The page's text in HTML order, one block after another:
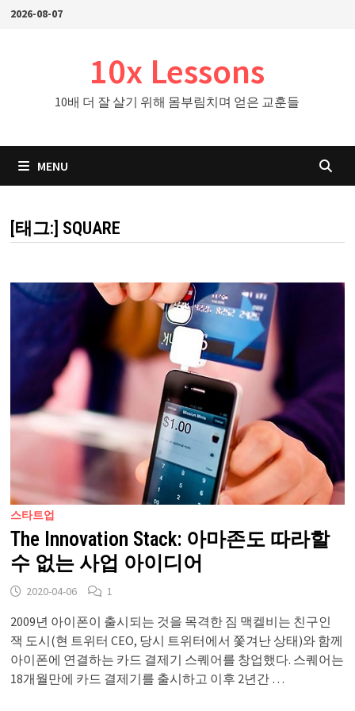
Skip2026-08-07
10x Lessons
10배 더 잘 살기 위해 몸부림치며 얻은 교훈들
MENU
[태그:] SQUARE
스타트업
The Innovation Stack: 아마존도 따라할
수 없는 사업 아이디어
2020-04-06 1
2009년 아이폰이 출시되는 것을 목격한 짐 맥켈비는 친구인
잭 도시(현 트위터 CEO, 당시 트위터에서 쫓겨난 상태)와 함께
아이폰에 연결하는 카드 결제기 스퀘어를 창업했다. 스퀘어는
18개월만에 카드 결제기를 출시하고 이후 2년간 …